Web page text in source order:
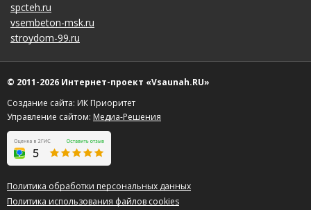
spcteh.ru
vsembeton-msk.ru
stroydom-99.ru
© 2011-2026 Интернет-проект «Vsaunah.RU»
Создание сайта: ИК Приоритет
Управление сайтом: Медиа-Решения
Политика обработки персональных данных
Политика использования файлов cookies